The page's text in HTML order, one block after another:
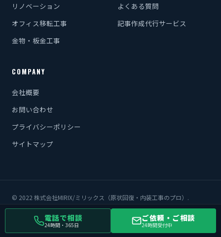
リノベーション
オフィス移転工事
金物・板金工事
よくある質問
記事作成代行サービス
COMPANY
会社概要
お問い合わせ
プライバシーポリシー
サイトマップ
© 2022 株式会社MIRIX/ミリックス（原状回復・内装工事のプロ）.
電話で相談
24時間・365日
ご依頼・ご相談
24時間受付中